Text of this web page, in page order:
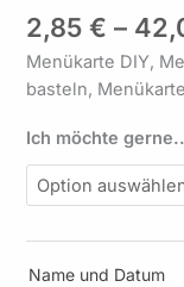
2,85€ –
Menükarte DIY,
basteln,
Ich möchte
Name und Datum
K18
Menge